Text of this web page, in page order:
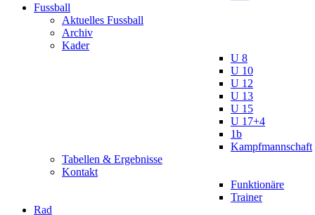
Fussball
Aktuelles Fussball
Archiv
Kader
U 8
U 10
U 12
U 13
U 15
U 17+4
1b
Kampfmannschaft
Tabellen & Ergebnisse
Kontakt
Funktionäre
Trainer
Rad